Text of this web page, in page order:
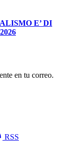
E’ DI
en tu correo.
RSS